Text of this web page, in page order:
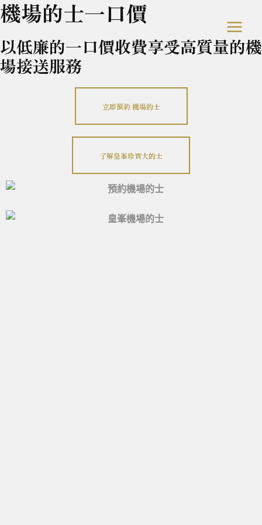
機場的士一口價
以低廉的一口價收費享受高質量的機
場接送服務
立即預約 機場的士
了解皇峯珍寶大的士